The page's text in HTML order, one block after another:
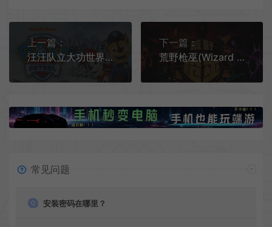
上一篇：
汪汪队立大功世界(Paw Patrol World)简中|PC|ACT|卡通自由漫游3D冒险游戏
下一篇：
荒野枪巫(Wizard with a Gun)简中|PC|沙盒生存游戏
常见问题
安装密码在哪里？